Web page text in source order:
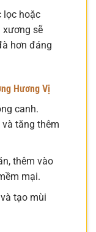
lọc hoặc
xương sẽ
hơn đáng
Hương Vị
canh.
tăng thêm
thêm vào
mại.
tạo mùi